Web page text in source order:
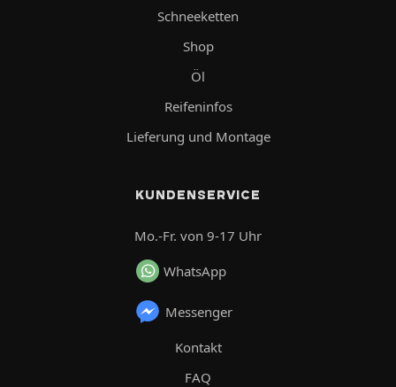
Schneeketten
Shop
Öl
Reifeninfos
Lieferung und Montage
KUNDENSERVICE
Mo.-Fr. von 9-17 Uhr
WhatsApp
Messenger
Kontakt
FAQ